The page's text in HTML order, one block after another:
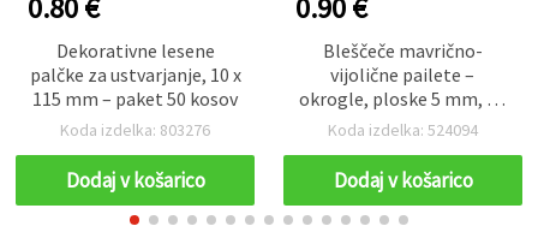
Dekorativne lesene
palčke za ustvarjanje, 10 x
115 mm – paket 50 kosov
Koda izdelka: 803276
Dodaj v košarico
Bleščeče mavrično-
vijolične pailete –
okrogle, ploske 5 mm, 20
g za hobi ustvarjanje in
Koda izdelka: 524094
Dodaj v košarico